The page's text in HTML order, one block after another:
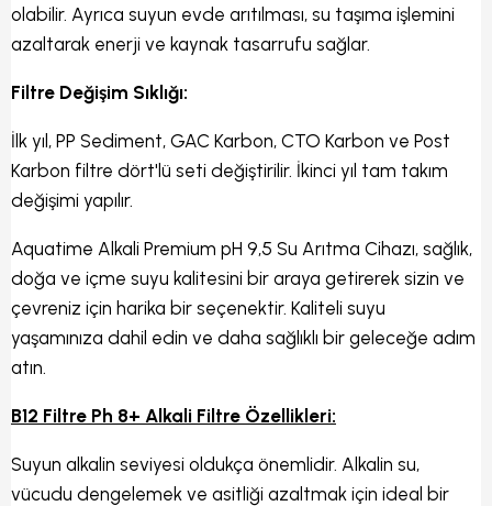
olabilir. Ayrıca suyun evde arıtılması, su taşıma işlemini
azaltarak enerji ve kaynak tasarrufu sağlar.
Filtre Değişim Sıklığı:
İlk yıl, PP Sediment, GAC Karbon, CTO Karbon ve Post
Karbon filtre dört'lü seti değiştirilir. İkinci yıl tam takım
değişimi yapılır.
Aquatime Alkali Premium pH 9,5 Su Arıtma Cihazı, sağlık,
doğa ve içme suyu kalitesini bir araya getirerek sizin ve
çevreniz için harika bir seçenektir. Kaliteli suyu
yaşamınıza dahil edin ve daha sağlıklı bir geleceğe adım
atın.
B12 Filtre Ph 8+ Alkali Filtre Özellikleri:
Suyun alkalin seviyesi oldukça önemlidir. Alkalin su,
vücudu dengelemek ve asitliği azaltmak için ideal bir